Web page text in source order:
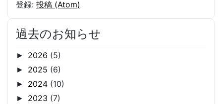
登録: 投稿 (Atom)
過去のお知らせ
► 2026 (5)
► 2025 (6)
► 2024 (10)
► 2023 (7)